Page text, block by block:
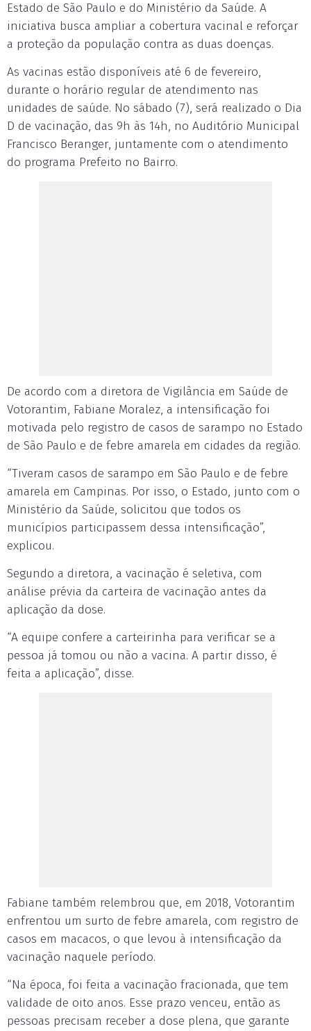
Estado de São Paulo e do Ministério da Saúde. A
iniciativa busca ampliar a cobertura vacinal e reforçar
a proteção da população contra as duas doenças.
As vacinas estão disponíveis até 6 de fevereiro,
durante o horário regular de atendimento nas
unidades de saúde. No sábado (7), será realizado o Dia
D de vacinação, das 9h às 14h, no Auditório Municipal
Francisco Beranger, juntamente com o atendimento
do programa Prefeito no Bairro.
De acordo com a diretora de Vigilância em Saúde de
Votorantim, Fabiane Moralez, a intensificação foi
motivada pelo registro de casos de sarampo no Estado
de São Paulo e de febre amarela em cidades da região.
“Tiveram casos de sarampo em São Paulo e de febre
amarela em Campinas. Por isso, o Estado, junto com o
Ministério da Saúde, solicitou que todos os
municípios participassem dessa intensificação”,
explicou.
Segundo a diretora, a vacinação é seletiva, com
análise prévia da carteira de vacinação antes da
aplicação da dose.
“A equipe confere a carteirinha para verificar se a
pessoa já tomou ou não a vacina. A partir disso, é
feita a aplicação”, disse.
Fabiane também relembrou que, em 2018, Votorantim
enfrentou um surto de febre amarela, com registro de
casos em macacos, o que levou à intensificação da
vacinação naquele período.
“Na época, foi feita a vacinação fracionada, que tem
validade de oito anos. Esse prazo venceu, então as
pessoas precisam receber a dose plena, que garante